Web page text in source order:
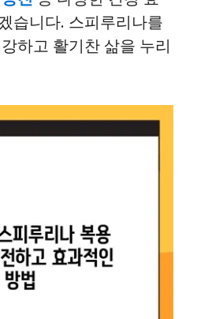
습니다. 스피루리나를
하고 활기찬 삶을 누리